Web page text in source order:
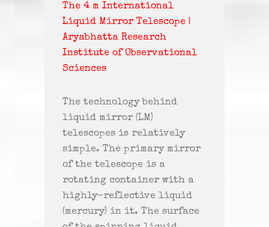
The ​4 m ​International ​
Liquid Mirror ​Telescope |
Aryabhatta Research
Institute of Observational
Sciences
The ​technology ​behind ​
liquid ​mirror ​(LM) ​
telescopes ​is ​relatively ​
simple. The primary mirror
of the telescope is a
rotating container with a
highly-reflective liquid
(mercury) in it. The surface